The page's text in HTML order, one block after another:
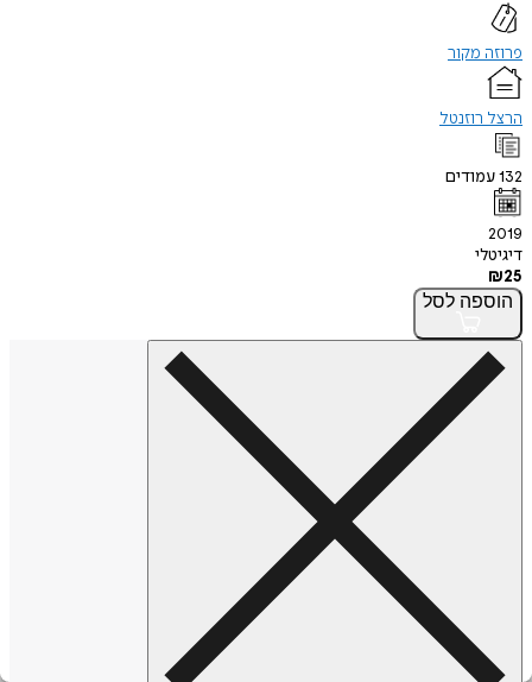
פרוזה מקור
הרצל רוזנטל
132עמודים
2019
דיגיטלי
₪25
הוספה לסל